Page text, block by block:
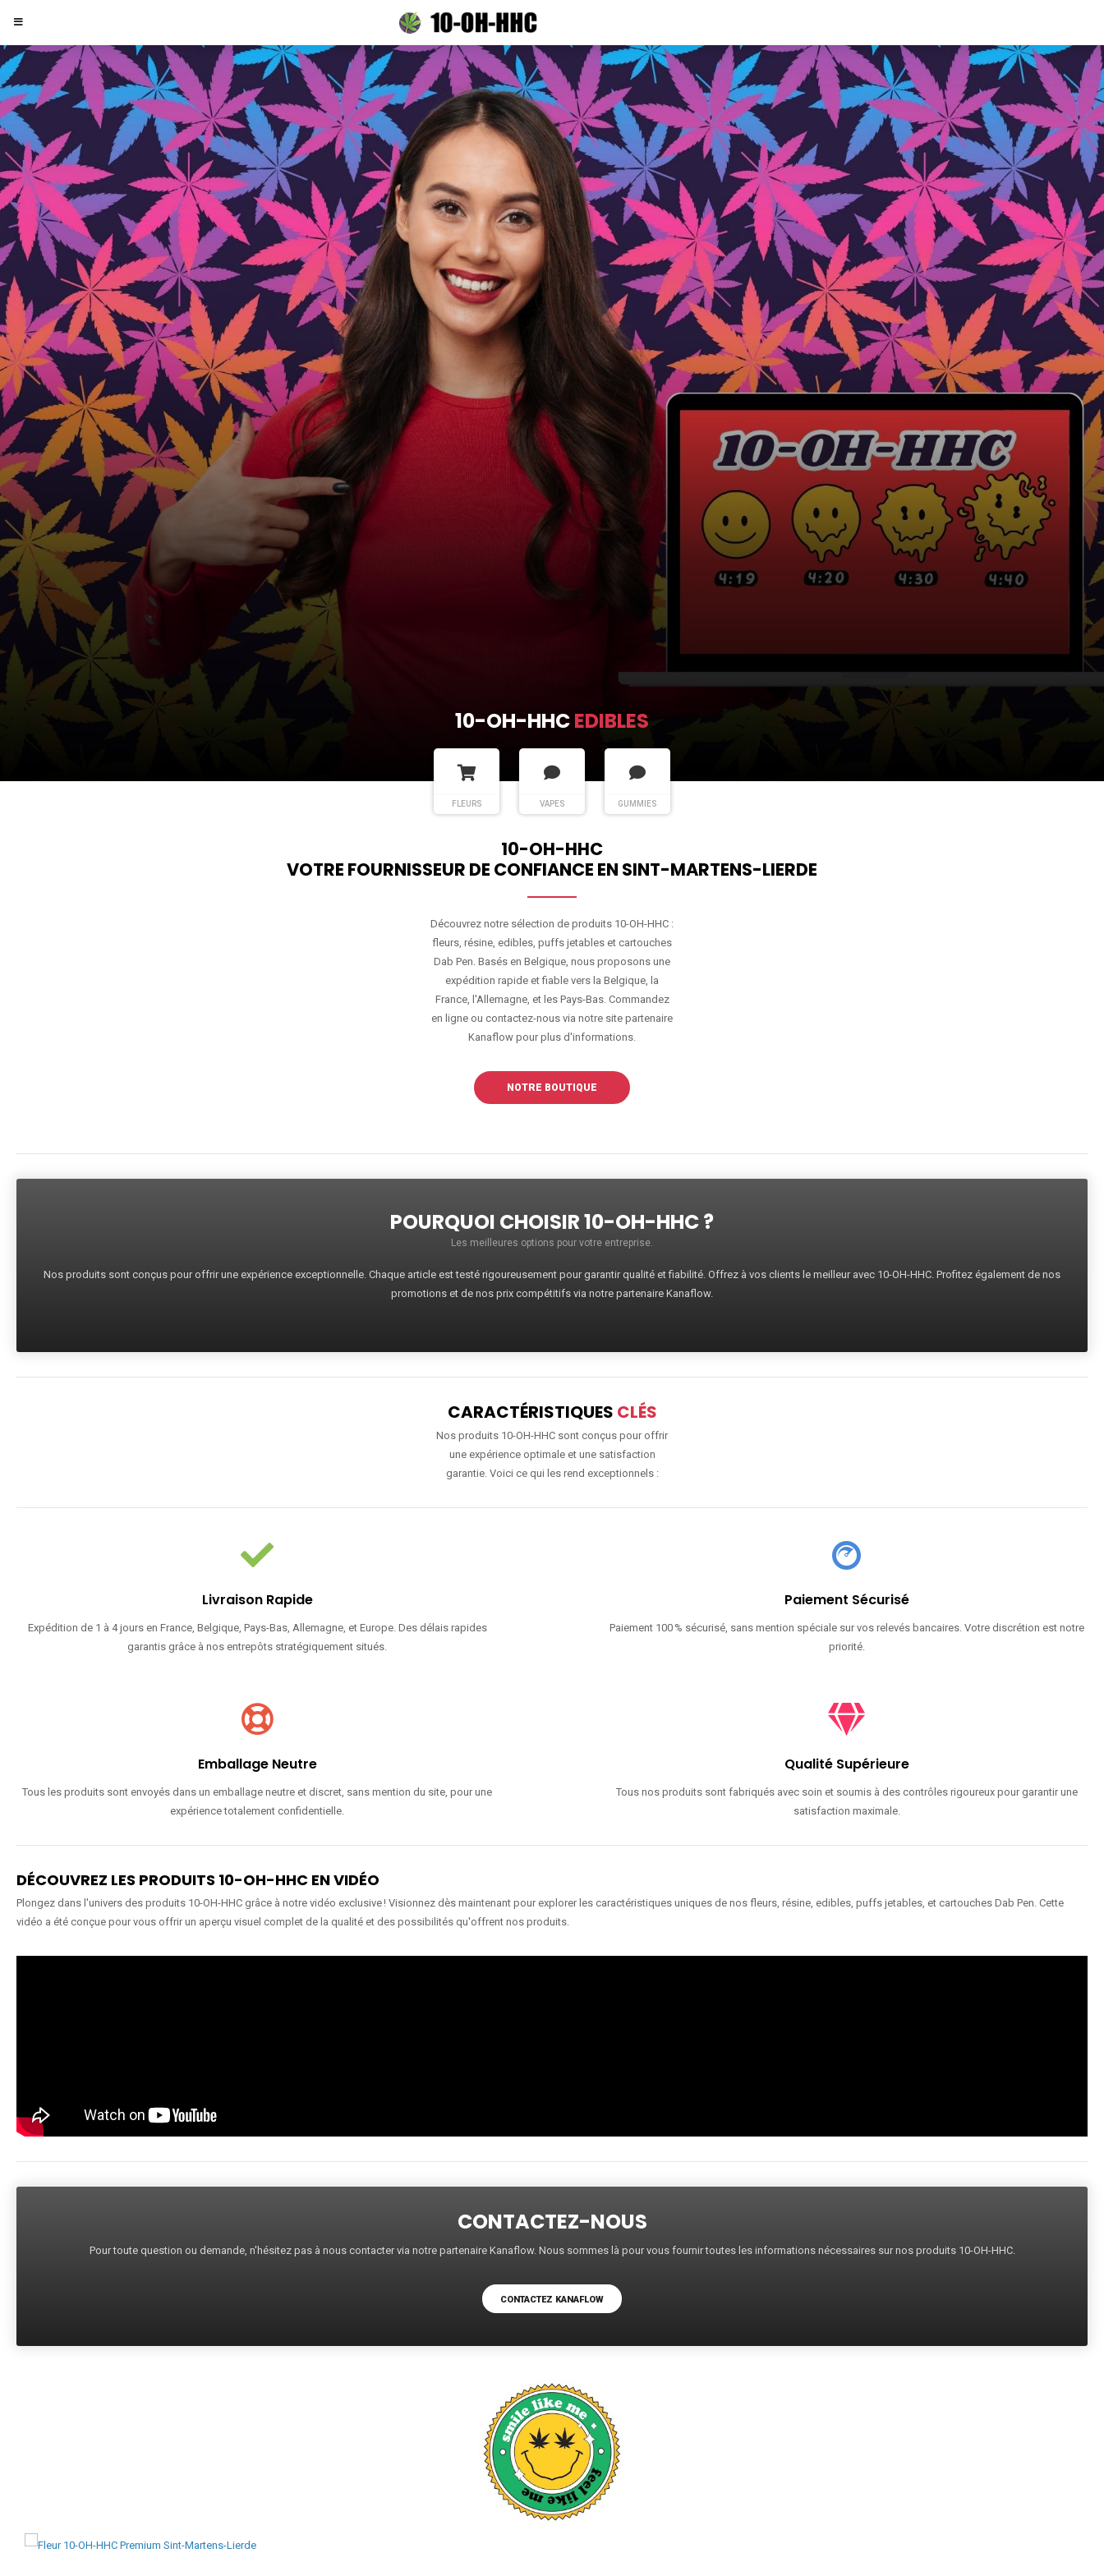
10-OH-HHCEDIBLES
FLEURS VAPES GUMMIES
10-OH-HHC
VOTRE FOURNISSEUR DE CONFIANCE EN SINT-MARTENS-LIERDE
Découvrez notre sélection de produits 10-OH-HHC :
fleurs, résine, edibles, puffs jetables et cartouches
Dab Pen. Basés en Belgique, nous proposons une
expédition rapide et fiable vers la Belgique, la
France, l'Allemagne, et les Pays-Bas. Commandez
en ligne ou contactez-nous via notre site partenaire
Kanaflow pour plus d'informations.
NOTRE BOUTIQUE
POURQUOI CHOISIR 10-OH-HHC ?
Les meilleures options pour votre entreprise.
Nos produits sont conçus pour offrir une expérience exceptionnelle. Chaque article est testé rigoureusement pour garantir qualité et fiabilité. Offrez à vos clients le meilleur avec 10-OH-HHC. Profitez également de nos
promotions et de nos prix compétitifs via notre partenaire Kanaflow.
CARACTÉRISTIQUES CLÉS
Nos produits 10-OH-HHC sont conçus pour offrir
une expérience optimale et une satisfaction
garantie. Voici ce qui les rend exceptionnels :
Livraison Rapide
Expédition de 1 à 4 jours en France, Belgique, Pays-Bas, Allemagne, et Europe. Des délais rapides
garantis grâce à nos entrepôts stratégiquement situés.
Paiement Sécurisé
Paiement 100 % sécurisé, sans mention spéciale sur vos relevés bancaires. Votre discrétion est notre
priorité.
Emballage Neutre
Tous les produits sont envoyés dans un emballage neutre et discret, sans mention du site, pour une
expérience totalement confidentielle.
Qualité Supérieure
Tous nos produits sont fabriqués avec soin et soumis à des contrôles rigoureux pour garantir une
satisfaction maximale.
DÉCOUVREZ LES PRODUITS 10-OH-HHC EN VIDÉO
Plongez dans l'univers des produits 10-OH-HHC grâce à notre vidéo exclusive ! Visionnez dès maintenant pour explorer les caractéristiques uniques de nos fleurs, résine, edibles, puffs jetables, et cartouches Dab Pen. Cette
vidéo a été conçue pour vous offrir un aperçu visuel complet de la qualité et des possibilités qu'offrent nos produits.
CONTACTEZ-NOUS
Pour toute question ou demande, n'hésitez pas à nous contacter via notre partenaire Kanaflow. Nous sommes là pour vous fournir toutes les informations nécessaires sur nos produits 10-OH-HHC.
CONTACTEZ KANAFLOW